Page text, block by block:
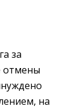
за
отмены
на